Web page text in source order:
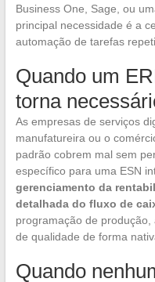
Business One, Sage, ou
principal necessidade é a
automação de tarefas
Quando um
torna
As empresas de serviços
manufatureira ou o
padrão cobrem mal sem
específico para uma ESN
gerenciamento da
detalhada do fluxo de
programação de
de qualidade de forma
Quando